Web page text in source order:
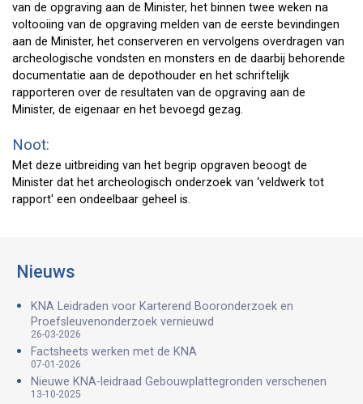
van de opgraving aan de Minister, het binnen twee weken na
voltooiing van de opgraving melden van de eerste bevindingen
aan de Minister, het conserveren en vervolgens overdragen van
archeologische vondsten en monsters en de daarbij behorende
documentatie aan de depothouder en het schriftelijk
rapporteren over de resultaten van de opgraving aan de
Minister, de eigenaar en het bevoegd gezag.
Noot:
Met deze uitbreiding van het begrip opgraven beoogt de
Minister dat het archeologisch onderzoek van ‘veldwerk tot
rapport' een ondeelbaar geheel is.
Nieuws
KNA Leidraden voor Karterend Booronderzoek en
Proefsleuvenonderzoek vernieuwd
26-03-2026
Factsheets werken met de KNA
07-01-2026
Nieuwe KNA-leidraad Gebouwplattegronden verschenen
13-10-2025